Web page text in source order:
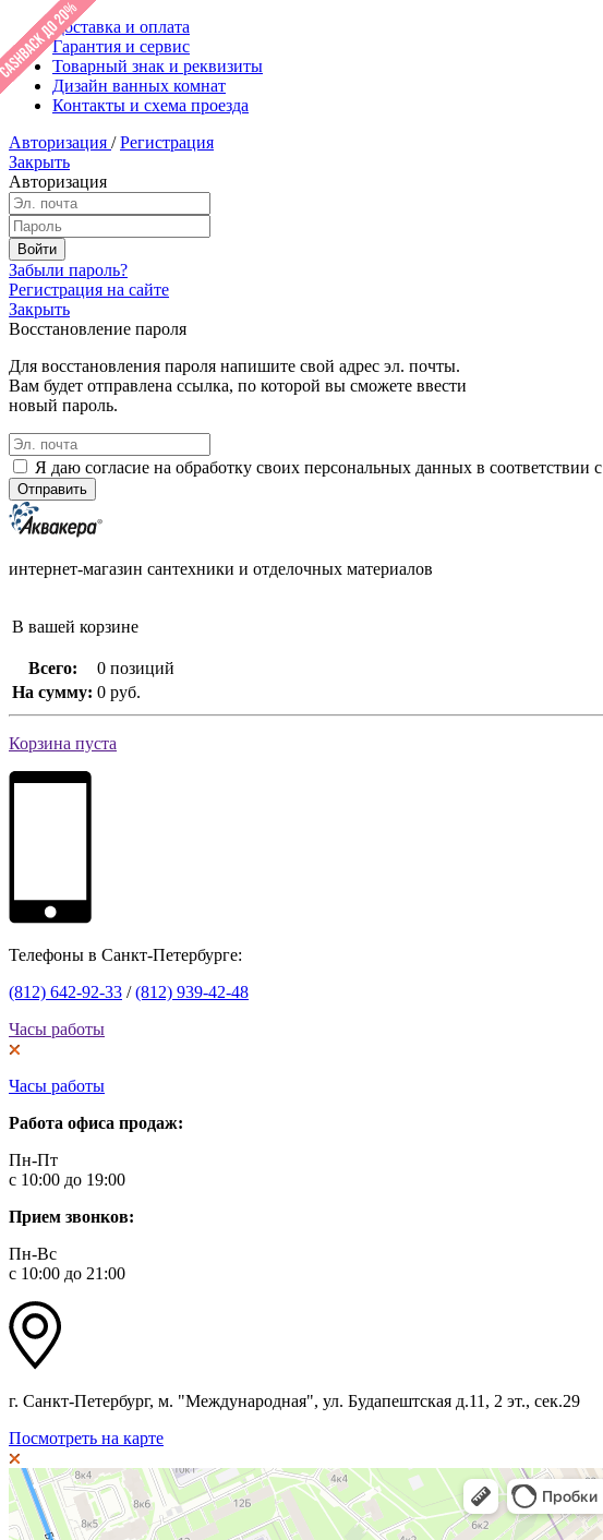
Доставка и оплата
Гарантия и сервис
Товарный знак и реквизиты
Дизайн ванных комнат
Контакты и схема проезда
Авторизация / Регистрация
Закрыть
Авторизация
Забыли пароль?
Регистрация на сайте
Закрыть
Восстановление пароля
Для восстановления пароля напишите свой адрес эл. почты.
Вам будет отправлена ссылка, по которой вы сможете ввести
новый пароль.
Я даю согласие на обработку своих персональных данных в соответствии с
интернет-магазин сантехники и отделочных материалов
В вашей корзине
Всего:
0 позиций
На сумму: 0 руб.
Корзина пуста
Телефоны в Санкт-Петербурге:
(812) 642-92-33 /(812) 939-42-48
Часы работы
Часы работы
Работа офиса продаж:
Пн-Пт
с 10:00 до 19:00
Прием звонков:
Пн-Вс
с 10:00 до 21:00
г. Санкт-Петербург, м. "Международная", ул. Будапештская д.11, 2 эт., сек.29
Посмотреть на карте